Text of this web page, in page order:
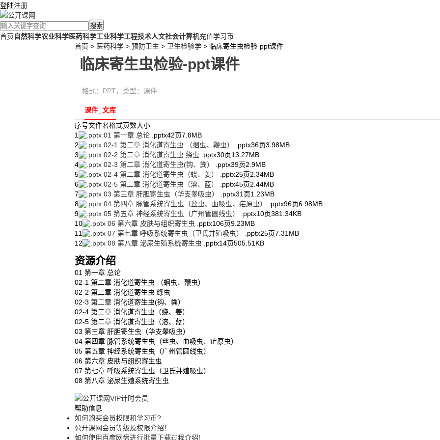
登陆注册
搜索
首页自然科学农业科学医药科学工业科学工程技术人文社会计算机充值学习币
首页 > 医药科学 > 预防卫生 > 卫生检验学 > 临床寄生虫检验-ppt课件
临床寄生虫检验-ppt课件
格式： PPT，类型： 课件
课件_文库
序号文件名格式页数大小
1
01 第一章 总论 .pptx42页7.8MB
2
02-1 第二章 消化道寄生虫 （蛔虫、鞭虫） .pptx36页3.98MB
3
02-2 第二章 消化道寄生虫 绦虫 .pptx30页13.27MB
4
02-3 第二章 消化道寄生虫(钩、粪） .pptx39页2.9MB
5
02-4 第二章 消化道寄生虫（蛲、姜） .pptx25页2.34MB
6
02-5 第二章 消化道寄生虫（溶、蓝） .pptx45页2.44MB
7
03 第三章 肝胆寄生虫（华支睾吸虫） .pptx31页1.23MB
8
04 第四章 脉管系统寄生虫（丝虫、血吸虫、疟原虫） .pptx96页6.98MB
9
05 第五章 神经系统寄生虫（广州管圆线虫） .pptx10页381.34KB
10
06 第六章 皮肤与组织寄生虫 .pptx106页9.23MB
11
07 第七章 呼吸系统寄生虫（卫氏并殖吸虫） .pptx25页7.31MB
12
08 第八章 泌尿生殖系统寄生虫 .pptx14页505.51KB
资源介绍
01 第一章 总论
02-1 第二章 消化道寄生虫 （蛔虫、鞭虫）
02-2 第二章 消化道寄生虫 绦虫
02-3 第二章 消化道寄生虫(钩、粪）
02-4 第二章 消化道寄生虫（蛲、姜）
02-5 第二章 消化道寄生虫（溶、蓝）
03 第三章 肝胆寄生虫（华支睾吸虫）
04 第四章 脉管系统寄生虫（丝虫、血吸虫、疟原虫）
05 第五章 神经系统寄生虫（广州管圆线虫）
06 第六章 皮肤与组织寄生虫
07 第七章 呼吸系统寄生虫（卫氏并殖吸虫）
08 第八章 泌尿生殖系统寄生虫
帮助信息
如何购买会员权限和学习币?
公开课网会员等级及权限介绍！
如何使用百度网盘进行批量下载过程介绍!